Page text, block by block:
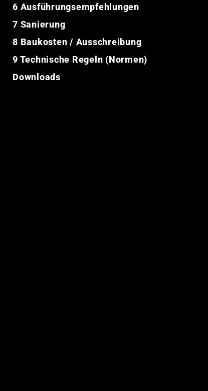
6 Ausführungsempfehlungen
7 Sanierung
8 Baukosten / Ausschreibung
9 Technische Regeln (Normen)
Downloads